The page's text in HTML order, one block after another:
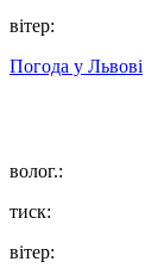
вітер:
Погода у Львові
волог.:
тиск:
вітер: